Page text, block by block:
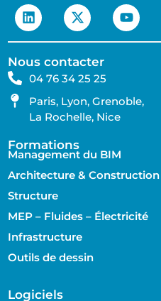
Nous contacter
04 76 34 25 25
Paris, Lyon, Grenoble,
La Rochelle, Nice
Formations
Management du BIM
Architecture & Construction
Structure
MEP – Fluides – Électricité
Infrastructure
Outils de dessin
Logiciels